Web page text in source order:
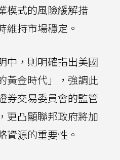
模式的風險緩解措
維持市場穩定。
中，則明確指出美國
黃金時代」，強調此
券交易委員會的監管
更凸顯聯邦政府將加
資源的重要性。